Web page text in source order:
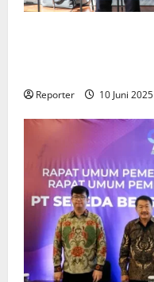
Reporter 10 Juni 2025